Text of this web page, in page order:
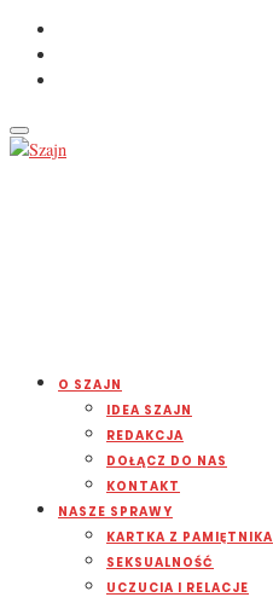
O SZAJN
IDEA SZAJN
REDAKCJA
DOŁĄCZ DO NAS
KONTAKT
NASZE SPRAWY
KARTKA Z PAMIĘTNIKA
SEKSUALNOŚĆ
UCZUCIA I RELACJE